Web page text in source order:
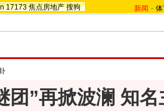
17173 焦点房地产 搜狗 新闻 -
团”再掀波澜 知